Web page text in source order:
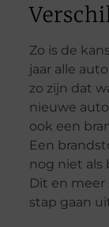
Zo is de
jaar alle
zo zijn dat
nieuwe
ook een
Een
nog niet als
Dit en meer
stap gaan